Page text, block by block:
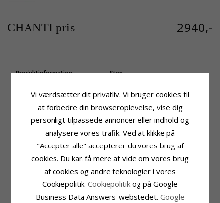
CHANTI pris 2940,-
Produktinformation
Rubin
Ædelmetal: Hvidguld
Blank
Sten
Slibning: Brillantsleben
Diamant Farve:Wesselton
Diamant Klarhed:SI
Carat:0,01
1
Facetsleben
Rubin
0,16
Fatning
Højde Inkl. Øsken:16,7 mm
Bredde:
Dybde:3,7 mm
Vi værdsætter dit privatliv. Vi bruger cookies til
at forbedre din browseroplevelse, vise dig
personligt tilpassede annoncer eller indhold og
analysere vores trafik. Ved at klikke på
"Accepter alle" accepterer du vores brug af
cookies. Du kan få mere at vide om vores brug
af cookies og andre teknologier i vores
Cookiepolitik. Cookiepolitik og på Google
Business Data Answers-webstedet. Google